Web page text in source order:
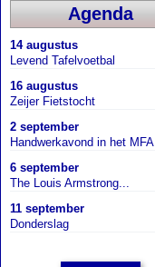
Agenda
14 augustus
Levend Tafelvoetbal
16 augustus
Zeijer Fietstocht
2 september
Handwerkavond in het MFA
6 september
The Louis Armstrong...
11 september
Donderslag